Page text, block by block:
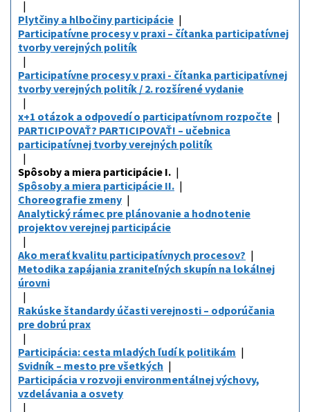
Plytčiny a hlbočiny participácie
Participatívne procesy v praxi – čítanka participatívnej
tvorby verejných politík
Participatívne procesy v praxi - čítanka participatívnej
tvorby verejných politík / 2. rozšírené vydanie
x+1 otázok a odpovedí o participatívnom rozpočte
PARTICIPOVAŤ? PARTICIPOVAŤ! – učebnica
participatívnej tvorby verejných politík
Spôsoby a miera participácie I.
Spôsoby a miera participácie II.
Choreografie zmeny
Analytický rámec pre plánovanie a hodnotenie
projektov verejnej participácie
Ako merať kvalitu participatívnych procesov?
Metodika zapájania zraniteľných skupín na lokálnej
úrovni
Rakúske štandardy účasti verejnosti – odporúčania
pre dobrú prax
Participácia: cesta mladých ľudí k politikám
Svidník – mesto pre všetkých
Participácia v rozvoji environmentálnej výchovy,
vzdelávania a osvety